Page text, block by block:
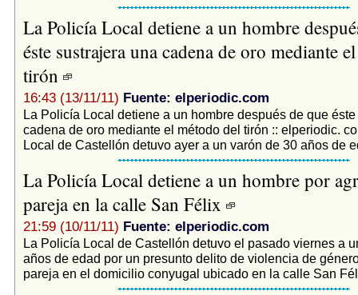
La Policía Local detiene a un hombre
éste sustrajera una cadena de oro mediante
tirón
16:43 (13/11/11) Fuente: elperiodic.com
La Policía Local detiene a un hombre después de que
cadena de oro mediante el método del tirón :: elperiodic.
Local de Castellón detuvo ayer a un varón de 30 años de
La Policía Local detiene a un hombre por
pareja en la calle San Félix
21:59 (10/11/11) Fuente: elperiodic.com
La Policía Local de Castellón detuvo el pasado viernes a
años de edad por un presunto delito de violencia de
pareja en el domicilio conyugal ubicado en la calle San